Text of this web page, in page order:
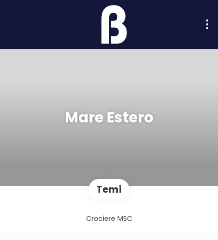
Mare Estero
Temi
Crociere MSC